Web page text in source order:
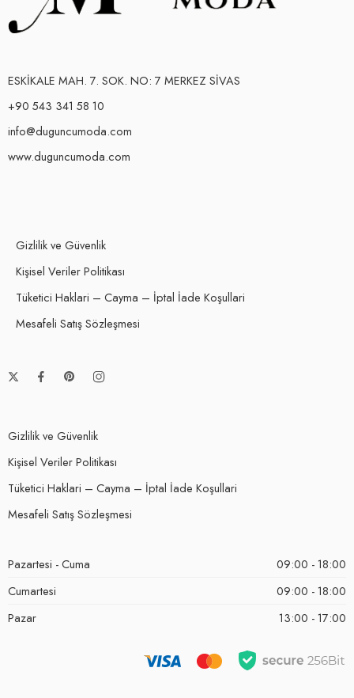
ESKİKALE MAH. 7. SOK. NO: 7 MERKEZ SİVAS
+90 543 341 58 10
info@duguncumoda.com
www.duguncumoda.com
Gizlilik ve Güvenlik
Kişisel Veriler Politikası
Tüketici Haklari – Cayma – İptal İade Koşullari
Mesafeli Satış Sözleşmesi
Gizlilik ve Güvenlik
Kişisel Veriler Politikası
Tüketici Haklari – Cayma – İptal İade Koşullari
Mesafeli Satış Sözleşmesi
Pazartesi - Cuma
09:00 - 18:00
Cumartesi
09:00 - 18:00
Pazar
13:00 - 17:00